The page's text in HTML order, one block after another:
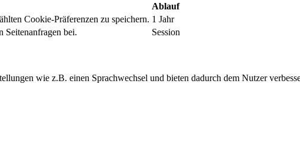
Ablauf
Cookie-Präferenzen zu speichern. 1 Jahr
Seitenanfragen bei. Session
wie z.B. einen Sprachwechsel und bieten dadurch dem Nutzer